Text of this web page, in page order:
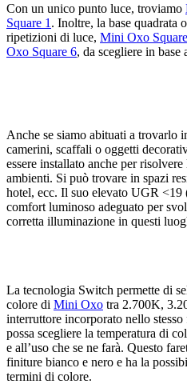
Con un unico punto luce, troviamo
Square 1 . Inoltre, la base quadrata
ripetizioni di luce, Mini Oxo
Oxo Square 6, da scegliere in base
Anche se siamo abituati a trovarlo
camerini, scaffali o oggetti
essere installato anche per
ambienti. Si può trovare in spazi
hotel, ecc. Il suo elevato UGR
comfort luminoso adeguato per
corretta illuminazione in questi
La tecnologia Switch permette di
colore di Mini Oxo tra 2.700K,
interruttore incorporato nello
possa scegliere la temperatura di
e all’uso che se ne farà. Questo
finiture bianco e nero e ha la
termini di colore.